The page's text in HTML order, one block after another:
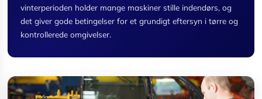
vinterperioden holder mange maskiner stille indendørs, og
det giver gode betingelser for et grundigt eftersyn i tørre og
kontrollerede omgivelser.